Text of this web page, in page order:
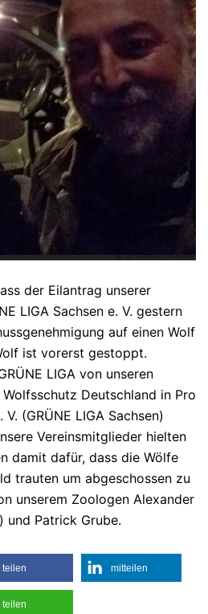
der Eilantrag unserer
LIGA Sachsen e. V. gestern
auf einen Wolf
ist vorerst gestoppt.
LIGA von unseren
Deutschland in Pro
(GRÜNE LIGA Sachsen)
Vereinsmitglieder hielten
damit dafür, dass die Wölfe
trauten um abgeschossen zu
unserem Zoologen Alexander
und Patrick Grube.
teilen mitteilen
teilen